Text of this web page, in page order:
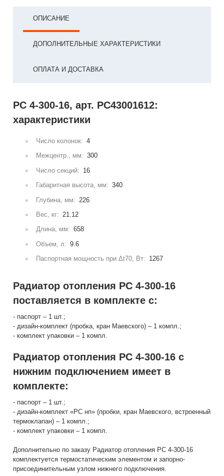
ОПИСАНИЕ
ДОПОЛНИТЕЛЬНЫЕ ХАРАКТЕРИСТИКИ
ОПЛАТА И ДОСТАВКА
РС 4-300-16, арт. РС43001612:
характеристики
Число колонок: 4
Межцентр., мм: 300
Число секций: 16
Габаритная высота, мм: 340
Глубина, мм: 226
Вес, кг: 21.12
Длина, мм: 658
Объем, л: 9.6
Паспортная мощность при Δt70, Вт: 1267
Радиатор отопления РС 4-300-16
поставляется в комплекте с:
- паспорт – 1 шт.;
- дизайн-комплект (пробка, кран Маевского) – 1 компл.;
- комплект упаковки – 1 компл.
Радиатор отопления РС 4-300-16 с
нижним подключением имеет в
комплекте:
- паспорт – 1 шт.;
- дизайн-комплект «РС нп» (пробки, кран Маевского, встроенный
термоклапан) – 1 компл.;
- комплект упаковки – 1 компл.
Дополнительно по заказу Радиатор отопления РС 4-300-16
комплектуется термостатическим элементом и запорно-
присоединительным узлом нижнего подключения.